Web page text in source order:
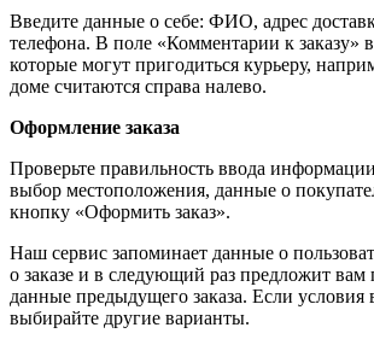
Введите данные о себе: ФИО, адрес
телефона. В поле «Комментарии к заказу»
которые могут пригодиться курьеру,
доме считаются справа налево.
Оформление заказа
Проверьте правильность ввода
выбор местоположения, данные о
кнопку «Оформить заказ».
Наш сервис запоминает данные о
о заказе и в следующий раз предложит вам
данные предыдущего заказа. Если условия
выбирайте другие варианты.